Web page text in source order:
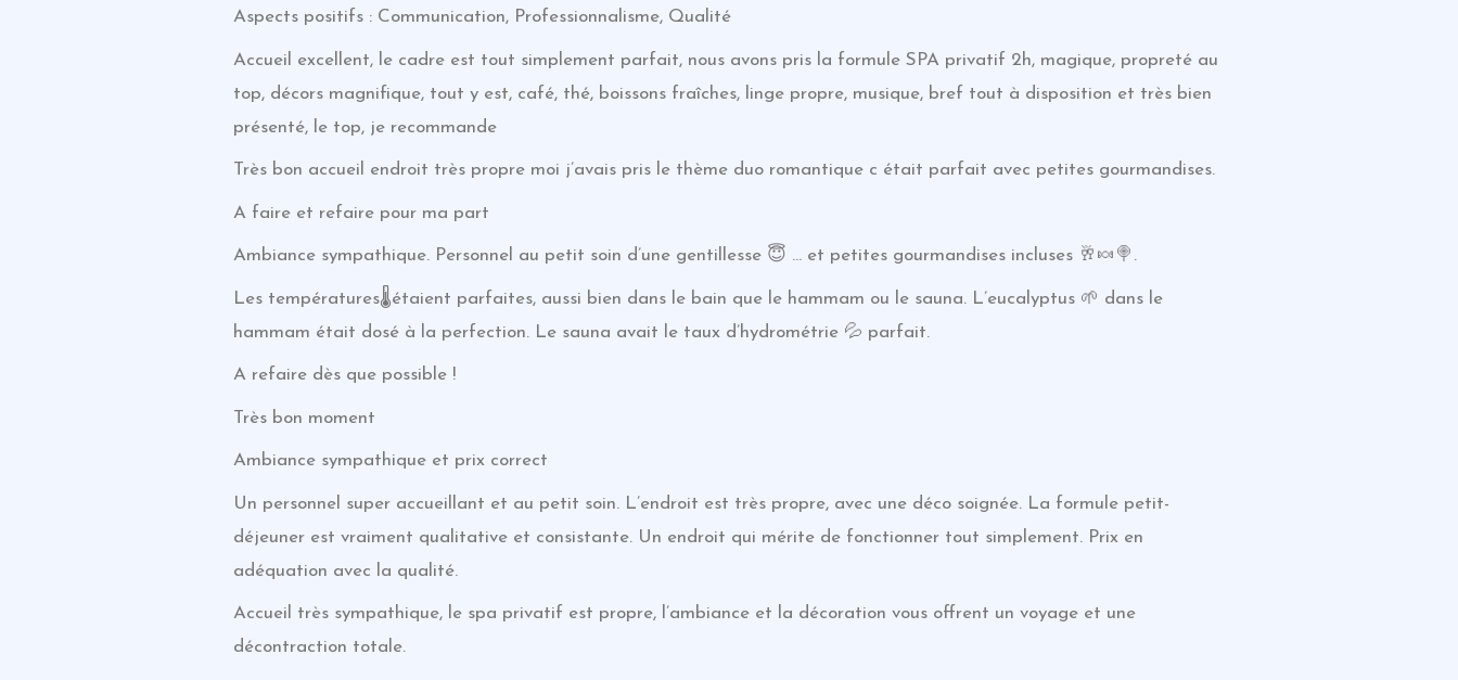
Aspects positifs : Communication, Professionnalisme, Qualité
Accueil excellent, le cadre est tout simplement parfait, nous avons pris la formule SPA privatif 2h, magique, propreté au
top, décors magnifique, tout y est, café, thé, boissons fraîches, linge propre, musique, bref tout à disposition et très bien
présenté, le top, je recommande
Très bon accueil endroit très propre moi j’avais pris le thème duo romantique c était parfait avec petites gourmandises.
A faire et refaire pour ma part
Ambiance sympathique. Personnel au petit soin d’une gentillesse 😇 … et petites gourmandises incluses 🥂🍬🍭.
Les températures🌡étaient parfaites, aussi bien dans le bain que le hammam ou le sauna. L’eucalyptus 🌱 dans le
hammam était dosé à la perfection. Le sauna avait le taux d’hydrométrie 💦 parfait.
A refaire dès que possible !
Très bon moment
Ambiance sympathique et prix correct
Un personnel super accueillant et au petit soin. L’endroit est très propre, avec une déco soignée. La formule petit-
déjeuner est vraiment qualitative et consistante. Un endroit qui mérite de fonctionner tout simplement. Prix en
adéquation avec la qualité.
Accueil très sympathique, le spa privatif est propre, l’ambiance et la décoration vous offrent un voyage et une
décontraction totale.